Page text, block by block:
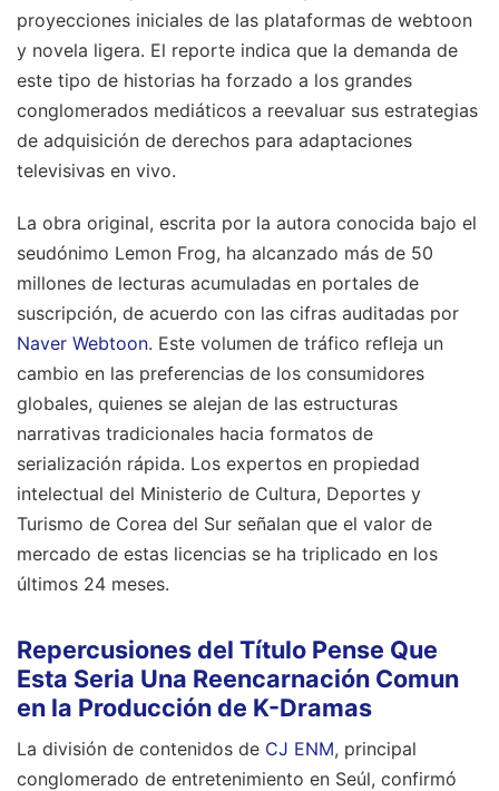
proyecciones iniciales de las plataformas de webtoon
y novela ligera. El reporte indica que la demanda de
este tipo de historias ha forzado a los grandes
conglomerados mediáticos a reevaluar sus estrategias
de adquisición de derechos para adaptaciones
televisivas en vivo.
La obra original, escrita por la autora conocida bajo el
seudónimo Lemon Frog, ha alcanzado más de 50
millones de lecturas acumuladas en portales de
suscripción, de acuerdo con las cifras auditadas por
Naver Webtoon. Este volumen de tráfico refleja un
cambio en las preferencias de los consumidores
globales, quienes se alejan de las estructuras
narrativas tradicionales hacia formatos de
serialización rápida. Los expertos en propiedad
intelectual del Ministerio de Cultura, Deportes y
Turismo de Corea del Sur señalan que el valor de
mercado de estas licencias se ha triplicado en los
últimos 24 meses.
Repercusiones del Título Pense Que
Esta Seria Una Reencarnación Comun
en la Producción de K-Dramas
La división de contenidos de CJ ENM, principal
conglomerado de entretenimiento en Seúl, confirmó